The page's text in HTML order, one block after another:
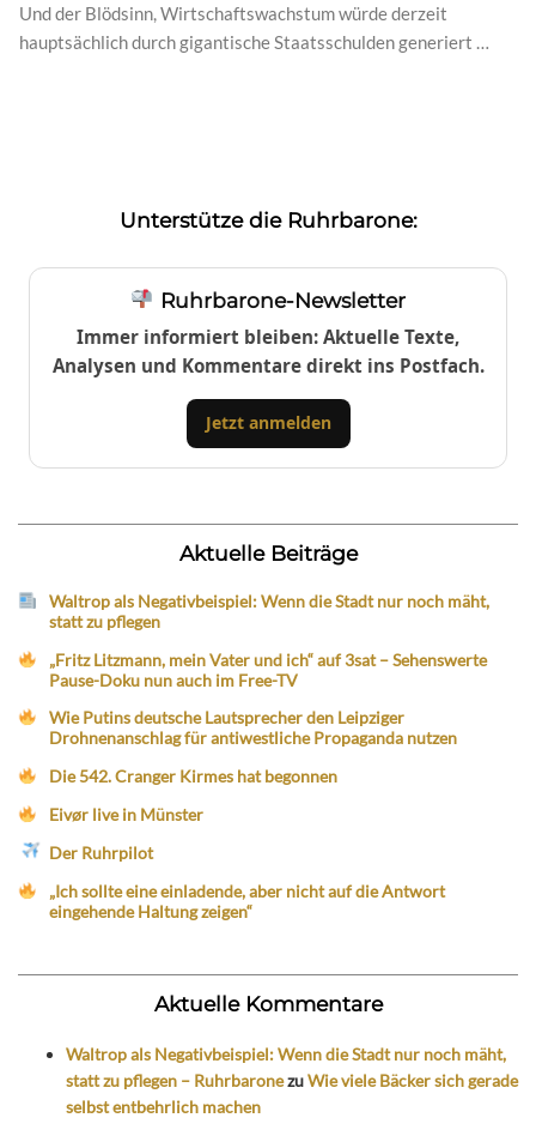
Und der Blödsinn, Wirtschaftswachstum würde derzeit
hauptsächlich durch gigantische Staatsschulden generiert …
Unterstütze die Ruhrbarone:
Ruhrbarone-Newsletter
Immer informiert bleiben: Aktuelle Texte,
Analysen und Kommentare direkt ins Postfach.
Jetzt anmelden
Aktuelle Beiträge
Waltrop als Negativbeispiel: Wenn die Stadt nur noch mäht,
statt zu pflegen
„Fritz Litzmann, mein Vater und ich“ auf 3sat – Sehenswerte
Pause-Doku nun auch im Free-TV
Wie Putins deutsche Lautsprecher den Leipziger
Drohnenanschlag für antiwestliche Propaganda nutzen
Die 542. Cranger Kirmes hat begonnen
Eivør live in Münster
Der Ruhrpilot
„Ich sollte eine einladende, aber nicht auf die Antwort
eingehende Haltung zeigen“
Aktuelle Kommentare
Waltrop als Negativbeispiel: Wenn die Stadt nur noch mäht,
statt zu pflegen – RuhrbaronezuWie viele Bäcker sich gerade
selbst entbehrlich machen